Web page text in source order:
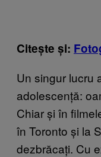
Citește și:
Un singur lucru
adolescență:
Chiar și în
în Toronto și la
dezbrăcați. Cu